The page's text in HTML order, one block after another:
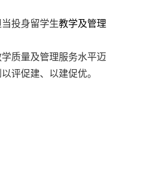
投身留学生教学及管理
质量及管理服务水平迈
以评促建、以建促优。